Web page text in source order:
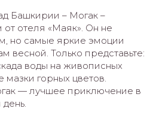
Башкирии – Могак –
от отеля «Маяк». Он не
но самые яркие эмоции
весной. Только представьте:
воды на живописных
мазки горных цветов.
— лучшее приключение в